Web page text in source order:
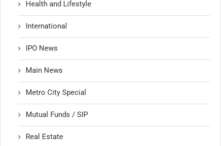
Health and Lifestyle
International
IPO News
Main News
Metro City Special
Mutual Funds / SIP
Real Estate